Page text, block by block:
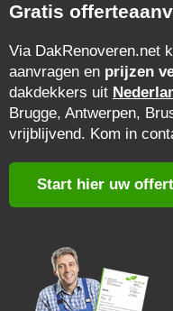
Gratis
Via DakRenoveren.net
aanvragen en prijzen
dakdekkers uit
Brugge, Antwerpen,
vrijblijvend. Kom in
Start hier uw